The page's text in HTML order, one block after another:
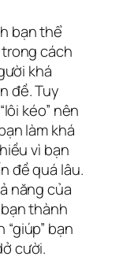
bạn thể
cách
khá
đề. Tuy
kéo” nên
làm khá
vì bạn
đề quá lâu.
năng của
thành
bạn
cười.